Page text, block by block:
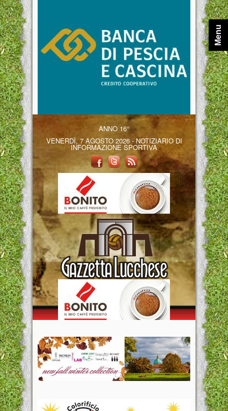
ANNO 16°
VENERDÌ, 7 AGOSTO 2026 - NOTIZIARIO DI
INFORMAZIONE SPORTIVA
Menu